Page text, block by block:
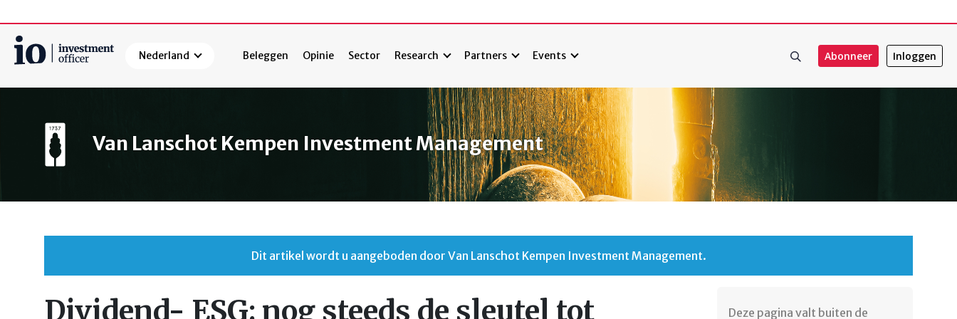
Nederland Beleggen Opinie Sector Research Partners Events Abonneer Inloggen
Zoeken
Van Lanschot Kempen Investment Management
Dit artikel wordt u aangeboden door Van Lanschot Kempen Investment Management.
Dividend- ESG: nog steeds de sleutel tot Deze pagina valt buiten de